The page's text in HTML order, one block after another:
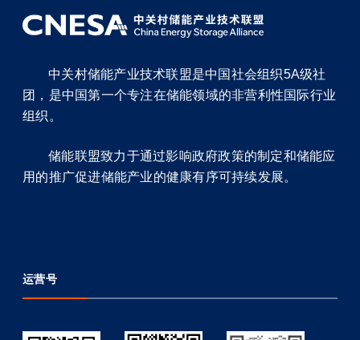
中关村储能产业技术联盟是中国社会组织5A级社
团，是中国第一个专注在储能领域的非营利性国际行业
组织。
储能联盟致力于通过影响政府政策的制定和储能应
用的推广促进储能产业的健康有序可持续发展。
运营号